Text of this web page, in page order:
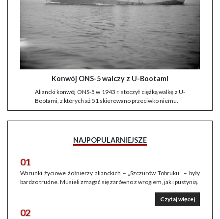
Konwój ONS-5 walczy z U-Bootami
Aliancki konwój ONS-5 w 1943 r. stoczył ciężką walkę z U-
Bootami, z których aż 51 skierowano przeciwko niemu.
NAJPOPULARNIEJSZE
01
Warunki życiowe żołnierzy alianckich – „Szczurów Tobruku” – były
bardzo trudne. Musieli zmagać się zarówno z wrogiem, jak i pustynią.
Czytaj więcej
02